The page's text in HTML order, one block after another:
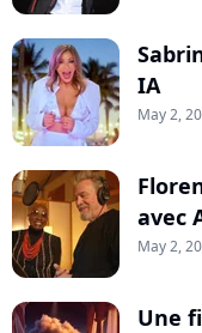
IA
May 2,
avec
May 2,
Une